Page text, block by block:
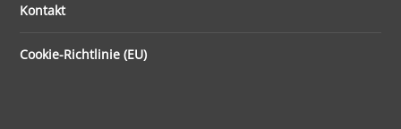
Kontakt
Cookie-Richtlinie (EU)